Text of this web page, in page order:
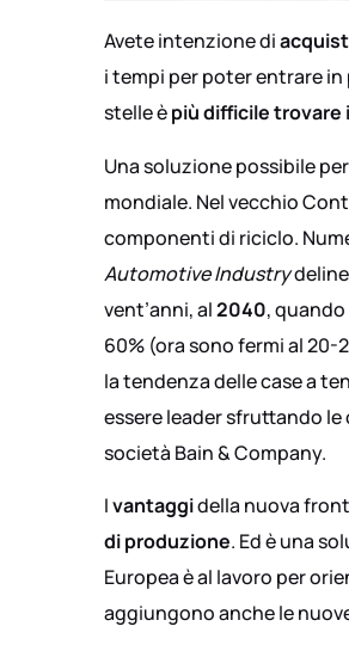
Avete intenzione di
i tempi per poter entrare in
stelle èpiù difficile trovare
Una soluzione possibile
mondiale. Nel vecchio
componenti di riciclo.
Automotive Industry
vent’anni, al2040,
60% (ora sono fermi al
la tendenza delle case a
essere leader sfruttando
società Bain & Company.
Ivantaggidella nuova
di produzione. Ed è una
Europea è al lavoro per
aggiungono anche le